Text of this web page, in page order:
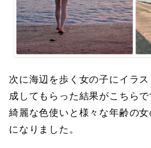
次に海辺を歩く女の子にイラ
成してもらった結果がこちらで
綺麗な色使いと様々な年齢の
になりました。